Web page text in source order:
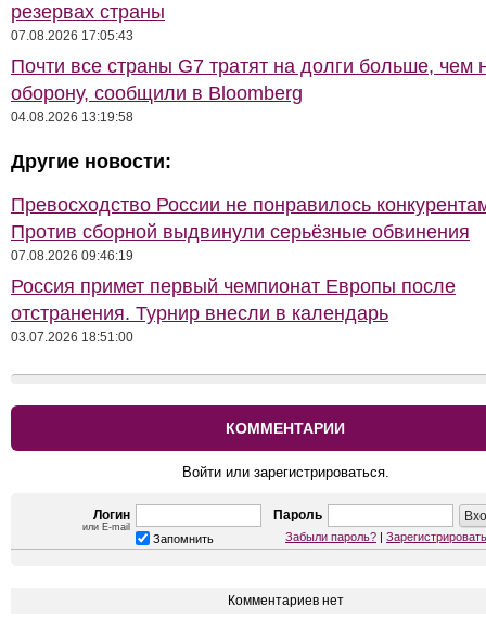
резервах страны
07.08.2026 17:05:43
Почти все страны G7 тратят на долги больше, чем
оборону, сообщили в Bloomberg
04.08.2026 13:19:58
Другие новости:
Превосходство России не понравилось
Против сборной выдвинули серьёзные обвинения
07.08.2026 09:46:19
Россия примет первый чемпионат Европы после
отстранения. Турнир внесли в календарь
03.07.2026 18:51:00
КОММЕНТАРИИ
Войти или зарегистрироваться.
Логин
или E-mail
Пароль
Запомнить Забыли пароль? |
Комментариев нет